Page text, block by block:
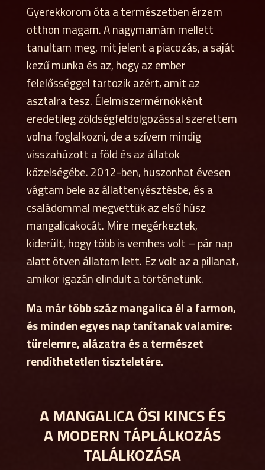
Gyerekkorom óta a természetben érzem
otthon magam. A nagymamám mellett
tanultam meg, mit jelent a piacozás, a saját
kezű munka és az, hogy az ember
felelősséggel tartozik azért, amit az
asztalra tesz. Élelmiszermérnökként
eredetileg zöldségfeldolgozással szerettem
volna foglalkozni, de a szívem mindig
visszahúzott a föld és az állatok
közelségébe. 2012-ben, huszonhat évesen
vágtam bele az állattenyésztésbe, és a
családommal megvettük az első húsz
mangalicakocát. Mire megérkeztek,
kiderült, hogy több is vemhes volt – pár nap
alatt ötven állatom lett. Ez volt az a pillanat,
amikor igazán elindult a történetünk.
Ma már több száz mangalica él a farmon,
és minden egyes nap tanítanak valamire:
türelemre, alázatra és a természet
rendíthetetlen tiszteletére.
A MANGALICA ŐSI KINCS ÉS
A MODERN TÁPLÁLKOZÁS
TALÁLKOZÁSA